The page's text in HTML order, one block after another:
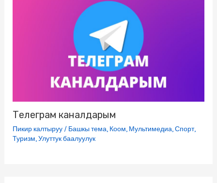
Телеграм каналдарым
Пикир калтыруу / Башкы тема, Коом, Мультимедиа,Спорт,
Туризм,Улуттук баалуулук